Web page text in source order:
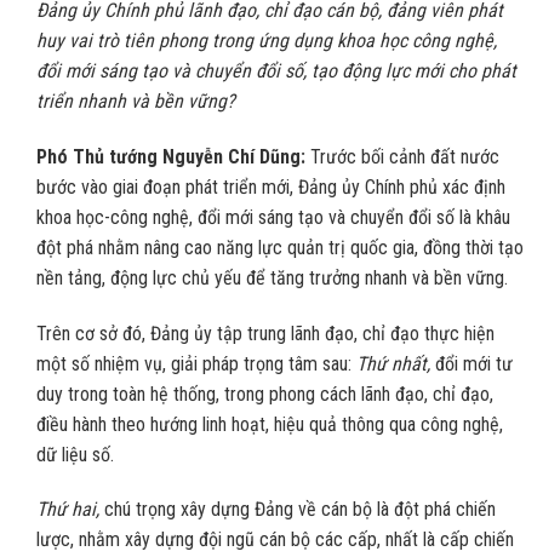
Đảng ủy Chính phủ lãnh đạo, chỉ đạo cán bộ, đảng viên phát
huy vai trò tiên phong trong ứng dụng khoa học công nghệ,
đổi mới sáng tạo và chuyển đổi số, tạo động lực mới cho phát
triển nhanh và bền vững?
Phó Thủ tướng Nguyễn Chí Dũng: Trước bối cảnh đất nước
bước vào giai đoạn phát triển mới, Đảng ủy Chính phủ xác định
khoa học-công nghệ, đổi mới sáng tạo và chuyển đổi số là khâu
đột phá nhằm nâng cao năng lực quản trị quốc gia, đồng thời tạo
nền tảng, động lực chủ yếu để tăng trưởng nhanh và bền vững.
Trên cơ sở đó, Đảng ủy tập trung lãnh đạo, chỉ đạo thực hiện
một số nhiệm vụ, giải pháp trọng tâm sau: Thứ nhất, đổi mới tư
duy trong toàn hệ thống, trong phong cách lãnh đạo, chỉ đạo,
điều hành theo hướng linh hoạt, hiệu quả thông qua công nghệ,
dữ liệu số.
Thứ hai, chú trọng xây dựng Đảng về cán bộ là đột phá chiến
lược, nhằm xây dựng đội ngũ cán bộ các cấp, nhất là cấp chiến